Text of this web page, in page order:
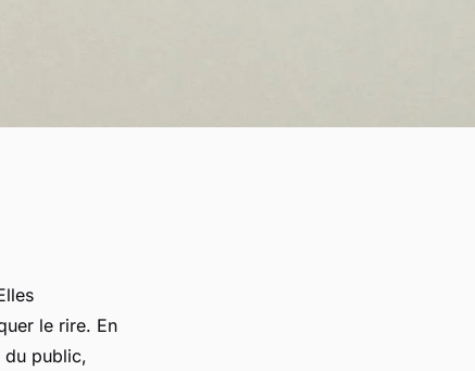
le rire. En
du public,